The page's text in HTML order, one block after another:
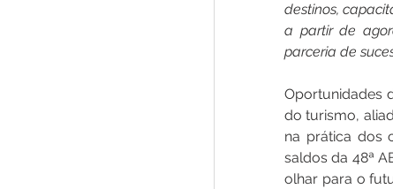
destinos,
a partir de
parceria de
Oportunidades
do turismo,
na prática dos
saldos da 48ª
olhar para o